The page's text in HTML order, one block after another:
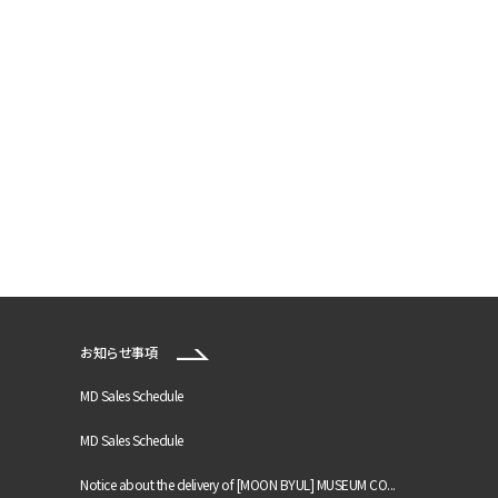
お知らせ事項
MD Sales Schedule
MD Sales Schedule
Notice about the delivery of [MOON BYUL] MUSEUM CO...